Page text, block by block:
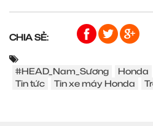
CHIA SẺ:
#HEAD_Nam_Sương Honda
Tin tức
Tin xe máy Honda